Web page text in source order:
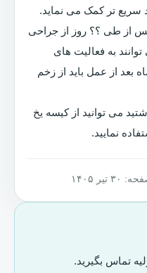
سریع تر کمک می نماید.
پس از طی ؟؟ روز از جراحی
به فعالیت های
بعد از عمل باید از زخم
می توانید از کیسه یخ
نمایید.
۱۴۰۵
تماس بگیرید.